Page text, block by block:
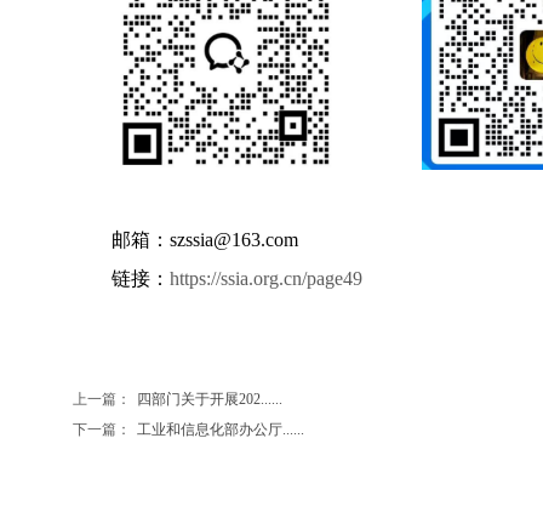
邮箱：szssia@163.com
链接： https://ssia.org.cn/page49
上一篇：
四部门关于开展202......
下一篇：
工业和信息化部办公厅......